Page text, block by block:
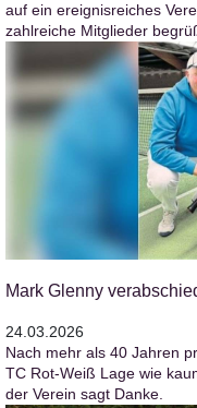
auf ein ereignisreiches
zahlreiche Mitglieder
Mark Glenny
24.03.2026
Nach mehr als 40 Jahren
TC Rot-Weiß Lage wie
der Verein sagt Danke.